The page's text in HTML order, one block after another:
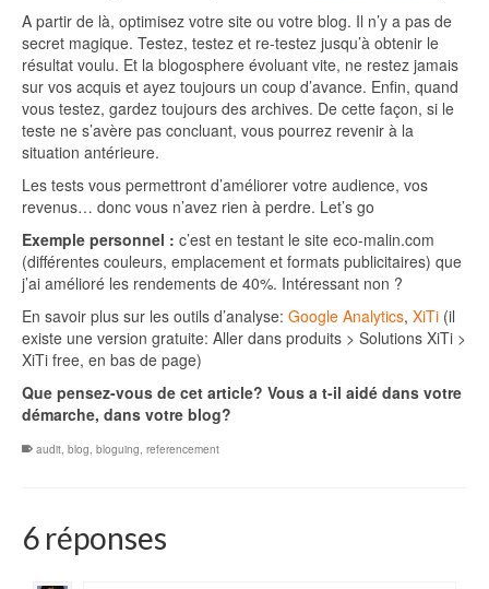
A partir de là, optimisez votre site ou votre blog. Il n’y a pas de
secret magique. Testez, testez et re-testez jusqu’à obtenir le
résultat voulu. Et la blogosphere évoluant vite, ne restez jamais
sur vos acquis et ayez toujours un coup d’avance. Enfin, quand
vous testez, gardez toujours des archives. De cette façon, si le
teste ne s’avère pas concluant, vous pourrez revenir à la
situation antérieure.
Les tests vous permettront d’améliorer votre audience, vos
revenus… donc vous n’avez rien à perdre. Let’s go
Exemple personnel : c’est en testant le site eco-malin.com
(différentes couleurs, emplacement et formats publicitaires) que
j’ai amélioré les rendements de 40%. Intéressant non ?
En savoir plus sur les outils d’analyse: Google Analytics, XiTi (il
existe une version gratuite: Aller dans produits > Solutions XiTi >
XiTi free, en bas de page)
Que pensez-vous de cet article? Vous a t-il aidé dans votre
démarche, dans votre blog?
audit, blog, bloguing, referencement
6 réponses